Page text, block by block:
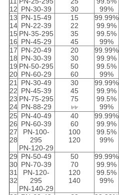
12 PN-30-39
30
99%
13
14
15
16
PN-15-49
PN-22-39
PN-35-295
PN-45-29
15
22
35
45
99.99%
99.9%
99.5%
99%
17
18
19
20
PN-20-49
PN-30-39
PN-50-295
PN-60-29
20
30
50
60
99.99%
99.9%
99.5%
99%
21
22
23
24
PN-30-49
PN-45-39
PN-75-295
PN-88-29
30
45
75
৮৮
99.99%
99.9%
99.5%
99%
25
26
27
28
PN-40-49
PN-60-39
PN-100-
295
PN-120-29
40
60
100
120
99.99%
99.9%
99.5%
99%
29
30
31
32
PN-50-49
PN-70-39
PN-120-
295
PN-140-29
50
70
120
140
99.99%
99.9%
99.5%
99%